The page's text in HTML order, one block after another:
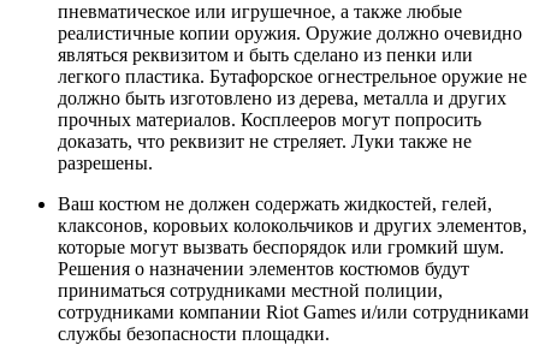
пневматическое или игрушечное, а также любые
реалистичные копии оружия. Оружие должно очевидно
являться реквизитом и быть сделано из пенки или
легкого пластика. Бутафорское огнестрельное оружие не
должно быть изготовлено из дерева, металла и других
прочных материалов. Косплееров могут попросить
доказать, что реквизит не стреляет. Луки также не
разрешены.
Ваш костюм не должен содержать жидкостей, гелей,
клаксонов, коровьих колокольчиков и других элементов,
которые могут вызвать беспорядок или громкий шум.
Решения о назначении элементов костюмов будут
приниматься сотрудниками местной полиции,
сотрудниками компании Riot Games и/или сотрудниками
службы безопасности площадки.